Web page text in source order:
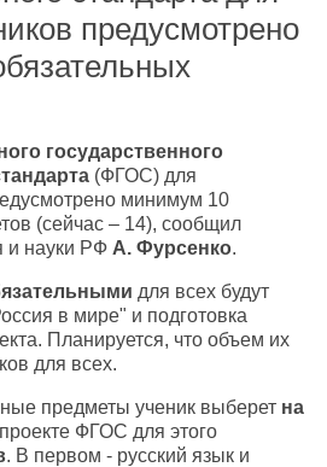
предусмотрено
государственного
(ФГОС) для
минимум 10
(сейчас – 14), сообщил
и науки РФ А. Фурсенко.
для всех будут
в мире" и подготовка
Планируется, что объем их
для всех.
предметы ученик выберет на
ФГОС для этого
. В первом - русский язык и